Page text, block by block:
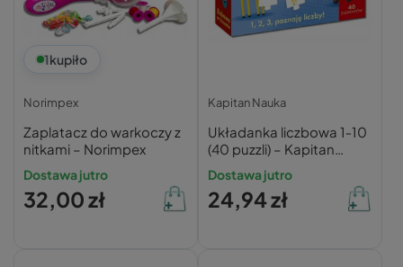
1kupiło
Norimpex
Zaplatacz do warkoczy z
nitkami – Norimpex
Dostawa jutro
32,00 zł
Kapitan Nauka
Układanka liczbowa 1‑10
(40 puzzli) – Kapitan
Nauka
Dostawa jutro
24,94 zł